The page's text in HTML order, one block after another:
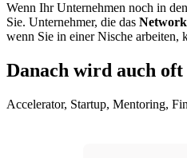
Wenn Ihr Unternehmen noch in
Sie. Unternehmer, die das
wenn Sie in einer Nische arbeiten,
Danach wird auch oft
Accelerator, Startup, Mentoring,